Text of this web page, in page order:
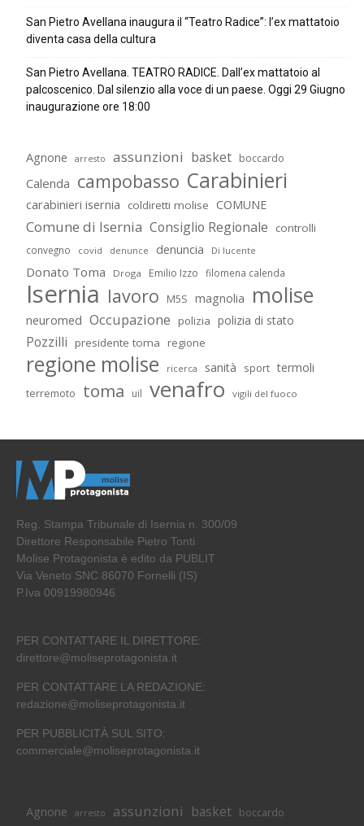
San Pietro Avellana inaugura il “Teatro Radice”: l’ex mattatoio
diventa casa della cultura
San Pietro Avellana. TEATRO RADICE. Dall’ex mattatoio al
palcoscenico. Dal silenzio alla voce di un paese. Oggi 29 Giugno
inaugurazione ore 18:00
Agnone arresto assunzioni basket boccardo
Calenda campobasso Carabinieri
carabinieri isernia coldiretti molise COMUNE
Comune di Isernia Consiglio Regionale controlli
convegno covid denunce denuncia Di lucente
Donato Toma Droga Emilio Izzo filomena calenda
Isernia lavoro M5S magnolia molise
neuromed Occupazione polizia polizia di stato
Pozzilli presidente toma regione
regione molise ricerca sanità sport termoli
terremoto toma uil venafro vigili del fuoco
Reg. Stampa Tribunale di Isernia n. 300/09
Direttore Responsabile Pietro Tonti
Molise Protagonista è edito da PUBLIT
Via Veneto SNC 86070 Fornelli (IS)
P.Iva 00919980946
PER CONTATTARE IL DIRETTORE:
direttore@moliseprotagonista.it
PER CONTATTARE LA REDAZIONE:
redazione@moliseprotagonista.it
PER PUBBLICITÀ SUL SITO:
commerciale@moliseprotagonista.it
Agnone arresto assunzioni basket boccardo